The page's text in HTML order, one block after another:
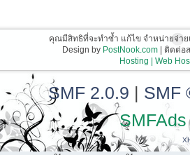
คุณมีสิทธิที่จะทำซ้ำ แก้ไข จำหน่ายจ่า
Design by PostNook.com| ติดต่อส
Hosting | Web
SMF 2.0.9 | SMF
SMFAds